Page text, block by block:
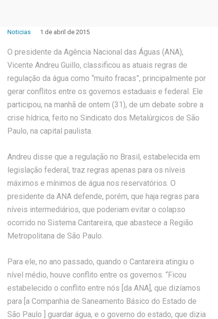
Noticias 1 de abril de 2015
O presidente da Agência Nacional das Águas (ANA),
Vicente Andreu Guillo, classificou as atuais regras de
regulação da água como “muito fracas”, principalmente por
gerar conflitos entre os governos estaduais e federal. Ele
participou, na manhã de ontem (31), de um debate sobre a
crise hídrica, feito no Sindicato dos Metalúrgicos de São
Paulo, na capital paulista.
Andreu disse que a regulação no Brasil, estabelecida em
legislação federal, traz regras apenas para os níveis
máximos e mínimos de água nos reservatórios. O
presidente da ANA defende, porém, que haja regras para
níveis intermediários, que poderiam evitar o colapso
ocorrido no Sistema Cantareira, que abastece a Região
Metropolitana de São Paulo.
Para ele, no ano passado, quando o Cantareira atingiu o
nível médio, houve conflito entre os governos. “Ficou
estabelecido o conflito entre nós [da ANA], que dizíamos
para [a Companhia de Saneamento Básico do Estado de
São Paulo ] guardar água, e o governo do estado, que dizia